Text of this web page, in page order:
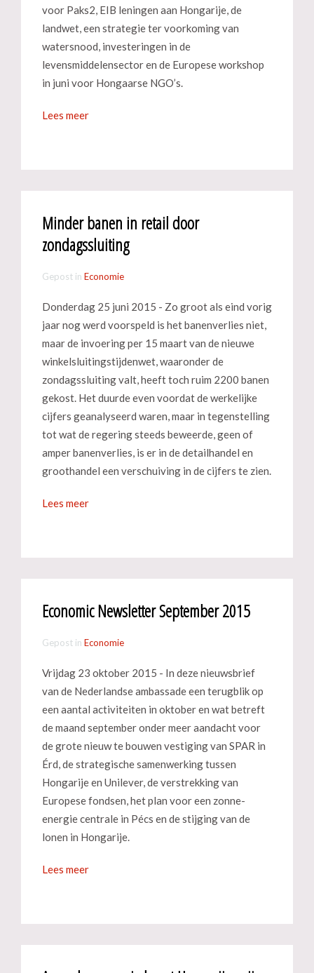
voor Paks2, EIB leningen aan Hongarije, de
landwet, een strategie ter voorkoming van
watersnood, investeringen in de
levensmiddelensector en de Europese workshop
in juni voor Hongaarse NGO’s.
Lees meer
Minder banen in retail door
zondagssluiting
Gepost in Economie
Donderdag 25 juni 2015 - Zo groot als eind vorig
jaar nog werd voorspeld is het banenverlies niet,
maar de invoering per 15 maart van de nieuwe
winkelsluitingstijdenwet, waaronder de
zondagssluiting valt, heeft toch ruim 2200 banen
gekost. Het duurde even voordat de werkelijke
cijfers geanalyseerd waren, maar in tegenstelling
tot wat de regering steeds beweerde, geen of
amper banenverlies, is er in de detailhandel en
groothandel een verschuiving in de cijfers te zien.
Lees meer
Economic Newsletter September 2015
Gepost in Economie
Vrijdag 23 oktober 2015 - In deze nieuwsbrief
van de Nederlandse ambassade een terugblik op
een aantal activiteiten in oktober en wat betreft
de maand september onder meer aandacht voor
de grote nieuw te bouwen vestiging van SPAR in
Érd, de strategische samenwerking tussen
Hongarije en Unilever, de verstrekking van
Europese fondsen, het plan voor een zonne-
energie centrale in Pécs en de stijging van de
lonen in Hongarije.
Lees meer